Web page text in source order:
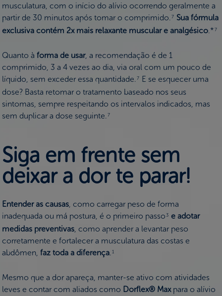
musculatura, com o início do alívio ocorrendo geralmente a
partir de 30 minutos após tomar o comprimido.7 Sua fórmula
exclusiva contém 2x mais relaxante muscular e analgésico.*7
Quanto à forma de usar, a recomendação é de 1
comprimido, 3 a 4 vezes ao dia, via oral com um pouco de
líquido, sem exceder essa quantidade.7
E se esquecer uma
dose? Basta retomar o tratamento baseado nos seus
sintomas, sempre respeitando os intervalos indicados, mas
sem duplicar a dose seguinte.7
Siga em frente sem
deixar a dor te parar!
Entender as causas, como carregar peso de forma
inadequada ou má postura, é o primeiro passo 3 e adotar
medidas preventivas, como aprender a levantar peso
corretamente e fortalecer a musculatura das costas e
abdômen, faz toda a diferença.1
Mesmo que a dor apareça, manter-se ativo com atividades
leves e contar com aliados como Dorflex® Maxpara o alívio